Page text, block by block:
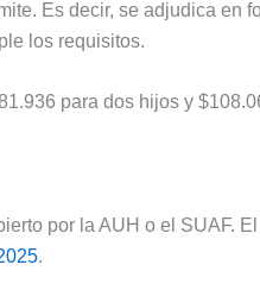
Es decir, se adjudica en
los requisitos.
para dos hijos y
por la AUH o el SUAF.
.